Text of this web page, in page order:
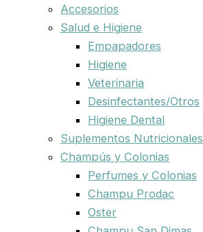
Accesorios
Salud e Higiene
Empapadores
Higiene
Veterinaria
Desinfectantes/Otros
Higiene Dental
Suplementos Nutricionales
Champús y Colonias
Perfumes y Colonias
Champu Prodac
Oster